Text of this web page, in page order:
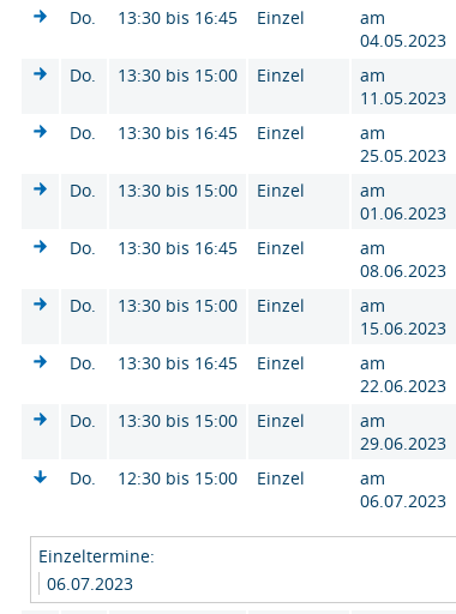
Do. 13:30 bis 16:45 Einzel
am
04.05.2023
Do.
13:30 bis 15:00 Einzel
am
11.05.2023
Do. 13:30 bis 16:45 Einzel
am
25.05.2023
Do.
13:30 bis 15:00 Einzel
am
01.06.2023
Do. 13:30 bis 16:45 Einzel
am
08.06.2023
Do.
13:30 bis 15:00 Einzel
am
15.06.2023
Do. 13:30 bis 16:45 Einzel
am
22.06.2023
Do.
13:30 bis 15:00 Einzel
am
29.06.2023
Do. 12:30 bis 15:00 Einzel
am
06.07.2023
Einzeltermine:
06.07.2023